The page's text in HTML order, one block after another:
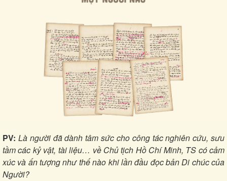
Cuộc sống đó đây
Multimedia
Video
Ảnh
E-Magazine
Infographic
PV: Là người đã dành tâm sức cho công tác nghiên cứu, sưu
tầm các kỷ vật, tài liệu… về Chủ tịch Hồ Chí Minh, TS có cảm
xúc và ấn tượng như thế nào khi lần đầu đọc bản Di chúc của
Người?